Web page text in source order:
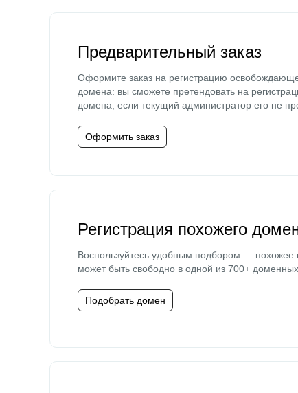
Предварительный заказ
Оформите заказ на регистрацию
домена: вы сможете претендовать на
домена, если текущий администратор его не
Оформить заказ
Регистрация похожего
Воспользуйтесь удобным подбором — похожее
может быть свободно в одной из 700+ доменных
Подобрать домен